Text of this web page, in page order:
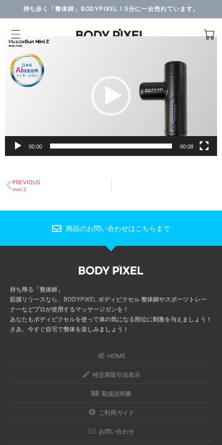
持ち歩く「整体師」BODYPIXEL！5分に一台売れています。
動
レ
00:00 00:08
PREVIOUS
mini Z
商品のお問い合わせはこちらまで
持ち帰る「整体師」
筋膜リリースなら、BODYPIXEL ボディピクセル 整体師やスポーツトレー
ナーなどプロが使用するマッサージガンを！
あなたもボディピクセルを使って体の気になる部位に刺激を与えましょう！
さあ、今すぐ自宅で整体を楽しみましょう！
HOME
特定商取引法表示
取扱説明書
ご利用ガイド
お問い合わせ